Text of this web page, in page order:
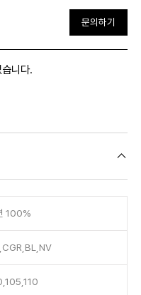
문의하기
니다.
100%